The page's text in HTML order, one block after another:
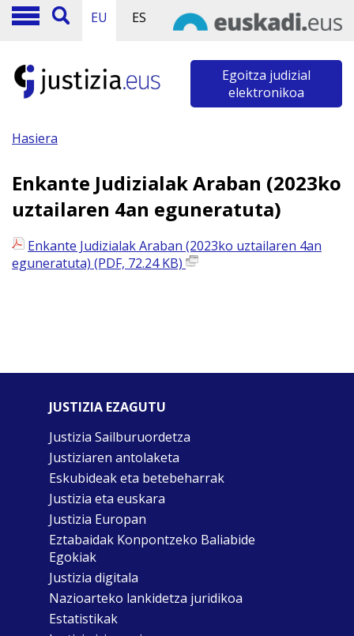
EU ES
Egoitza judizial
elektronikoa
Hasiera
Enkante Judizialak Araban (2023ko
uztailaren 4an eguneratuta)
Enkante Judizialak Araban (2023ko uztailaren 4an
eguneratuta) (PDF, 72.24 KB)
JUSTIZIA EZAGUTU
Justizia Sailburuordetza
Justiziaren antolaketa
Eskubideak eta betebeharrak
Justizia eta euskara
Justizia Europan
Eztabaidak Konpontzeko Baliabide
Egokiak
Justizia digitala
Nazioarteko lankidetza juridikoa
Estatistikak